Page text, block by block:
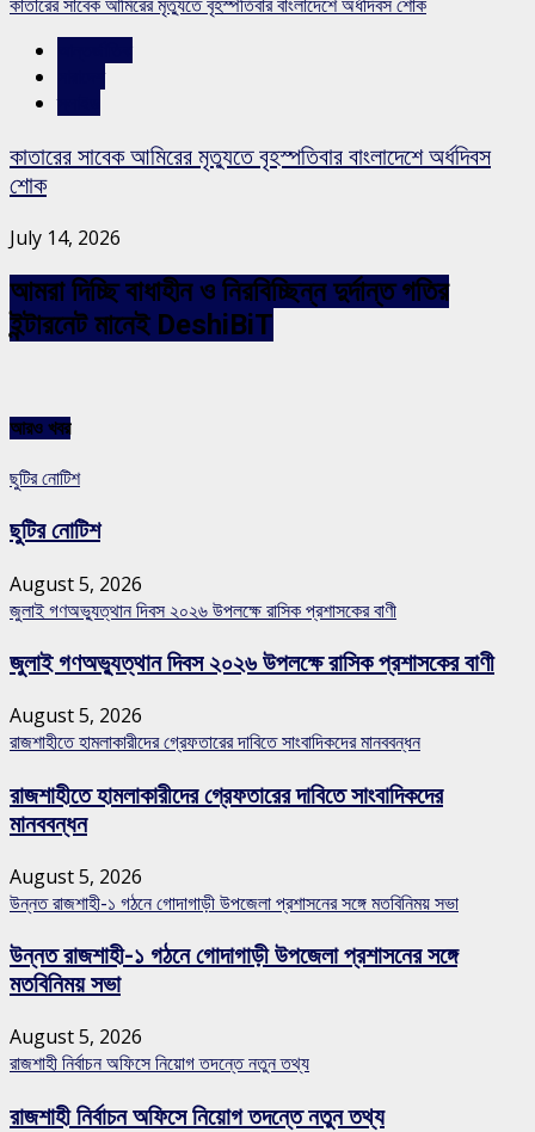
কাতারের সাবেক আমিরের মৃত্যুতে বৃহস্পতিবার বাংলাদেশে অর্ধদিবস
শোক
July 14, 2026
আমরা দিচ্ছি বাধাহীন ও নিরবিচ্ছিন্ন দুর্দান্ত গতির
ইন্টারনেট মানেই DeshiBiT
আরও খবর
ছুটির নোটিশ
ছুটির নোটিশ
August 5, 2026
জুলাই গণঅভ্যুত্থান দিবস ২০২৬ উপলক্ষে রাসিক প্রশাসকের বাণী
জুলাই গণঅভ্যুত্থান দিবস ২০২৬ উপলক্ষে রাসিক প্রশাসকের বাণী
August 5, 2026
রাজশাহীতে হামলাকারীদের গ্রেফতারের দাবিতে সাংবাদিকদের মানববন্ধন
রাজশাহীতে হামলাকারীদের গ্রেফতারের দাবিতে সাংবাদিকদের
মানববন্ধন
August 5, 2026
উন্নত রাজশাহী-১ গঠনে গোদাগাড়ী উপজেলা প্রশাসনের সঙ্গে মতবিনিময় সভা
উন্নত রাজশাহী-১ গঠনে গোদাগাড়ী উপজেলা প্রশাসনের সঙ্গে
মতবিনিময় সভা
August 5, 2026
রাজশাহী নির্বাচন অফিসে নিয়োগ তদন্তে নতুন তথ্য
রাজশাহী নির্বাচন অফিসে নিয়োগ তদন্তে নতুন তথ্য